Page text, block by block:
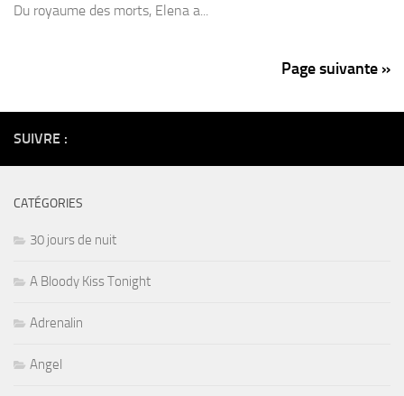
Du royaume des morts, Elena a...
Page suivante »
SUIVRE :
CATÉGORIES
30 jours de nuit
A Bloody Kiss Tonight
Adrenalin
Angel